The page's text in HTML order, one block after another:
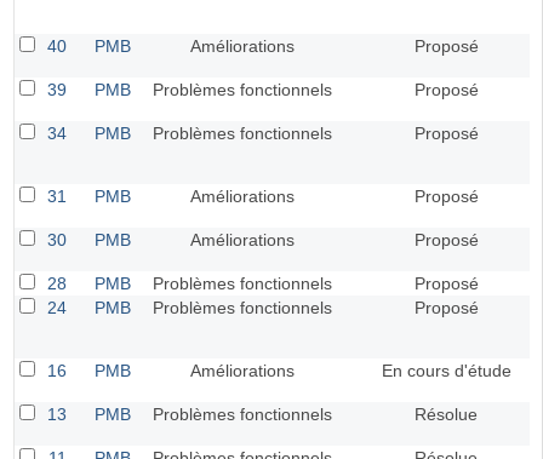
40 PMB Améliorations Proposé
39 PMB Problèmes fonctionnels Proposé
34 PMB Problèmes fonctionnels Proposé
31 PMB Améliorations Proposé
30 PMB Améliorations Proposé
28 PMB Problèmes fonctionnels
Proposé
24
PMB Problèmes fonctionnels Proposé
16 PMB Améliorations En cours d'étude
13 PMB Problèmes fonctionnels Résolue